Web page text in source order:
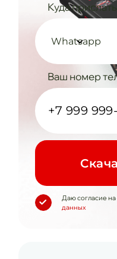
Куда
Whatsapp
Ваш номер
Даю согласие
данных